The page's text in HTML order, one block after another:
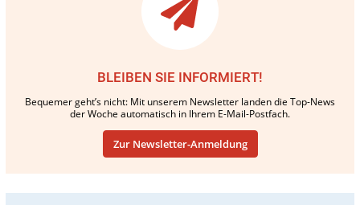
BLEIBEN SIE INFORMIERT!
Bequemer geht’s nicht: Mit unserem Newsletter landen die Top-News
der Woche automatisch in Ihrem E-Mail-Postfach.
Zur Newsletter-Anmeldung